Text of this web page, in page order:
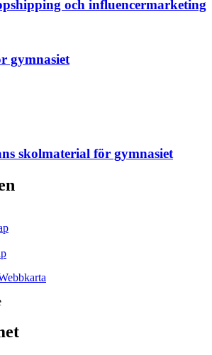
och influencermarketing
gymnasiet
skolmaterial för gymnasiet